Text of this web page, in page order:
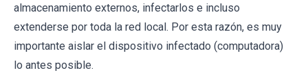
almacenamiento externos, infectarlos e incluso
extenderse por toda la red local. Por esta razón, es muy
importante aislar el dispositivo infectado (computadora)
lo antes posible.